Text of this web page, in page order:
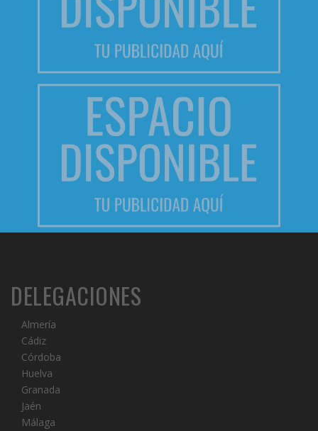
DELEGACIONES
Almería
Cádiz
Córdoba
Huelva
Granada
Jaén
Málaga